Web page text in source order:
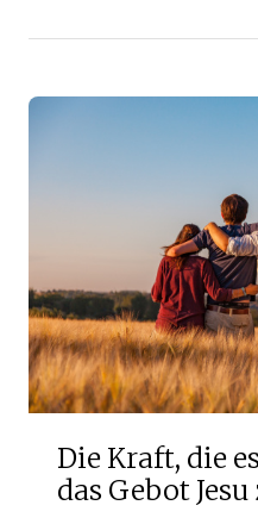
Die Kraft, die
das Gebot